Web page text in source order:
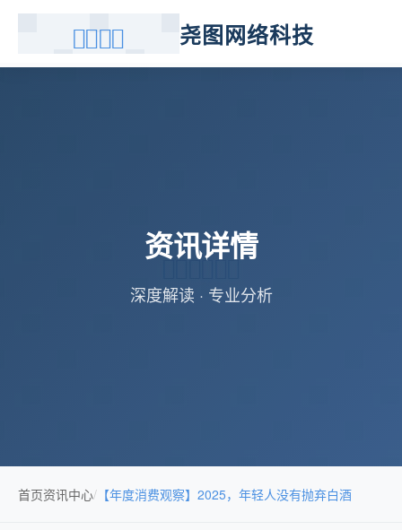
尧图网络科技
资讯详情
深度解读 · 专业分析
首页资讯中心/ 【年度消费观察】2025，年轻人没有抛弃白酒